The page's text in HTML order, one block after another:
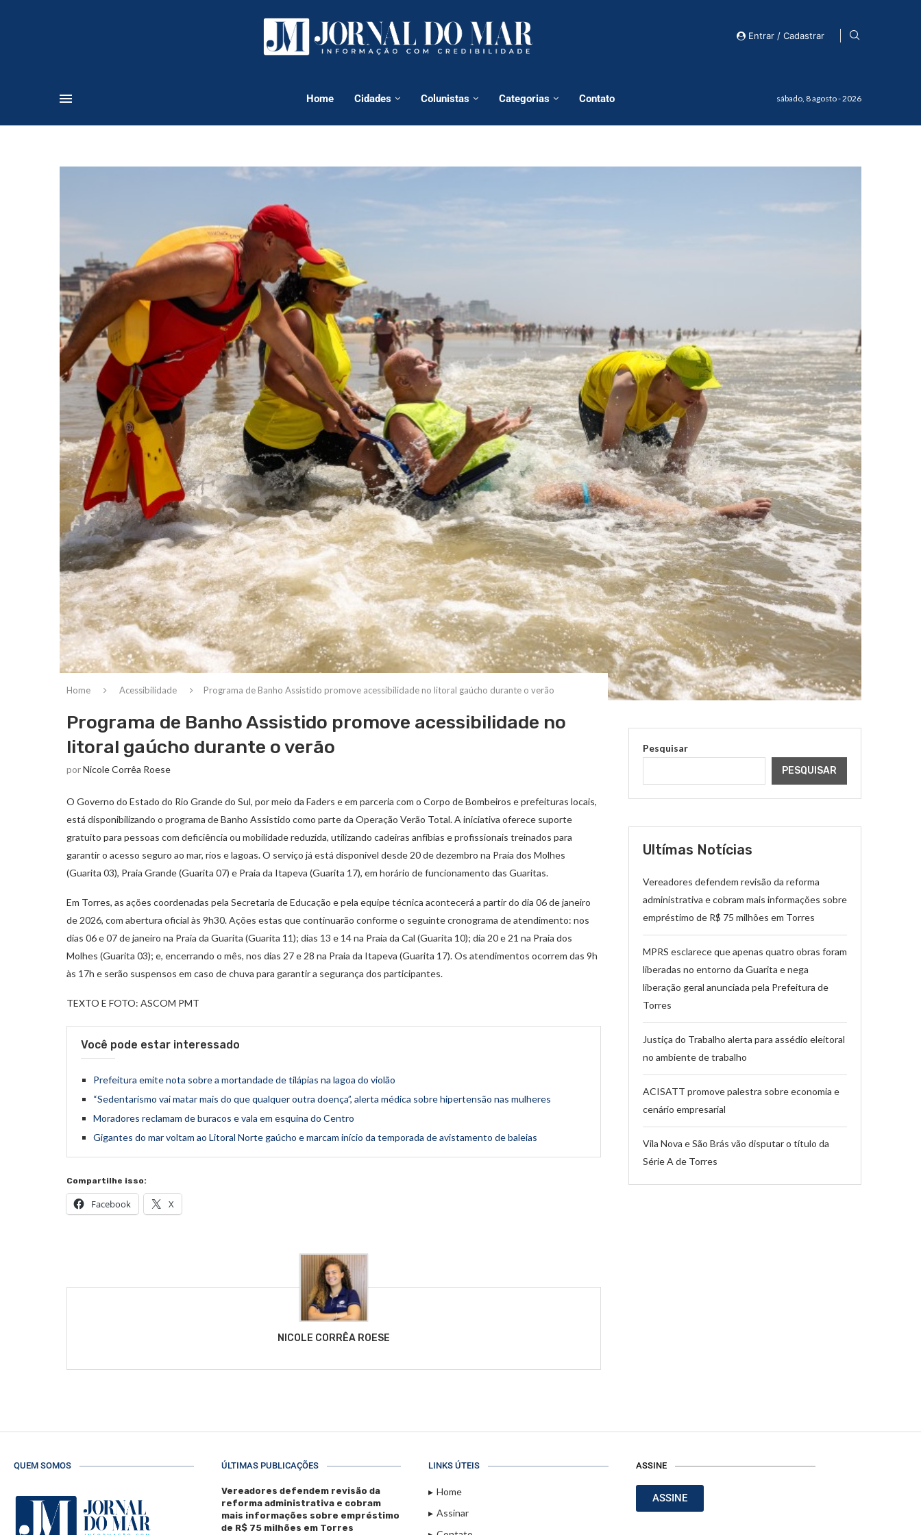
Entrar / Cadastrar
Home Cidades Colunistas Categorias Contato sábado, 8 agosto - 2026
Home Acessibilidade Programa de Banho Assistido promove acessibilidade no litoral gaúcho durante o verão
Programa de Banho Assistido promove acessibilidade no
litoral gaúcho durante o verão
porNicole Corrêa Roese
O Governo do Estado do Rio Grande do Sul, por meio da Faders e em parceria com o Corpo de Bombeiros e prefeituras locais,
está disponibilizando o programa de Banho Assistido como parte da Operação Verão Total. A iniciativa oferece suporte
gratuito para pessoas com deficiência ou mobilidade reduzida, utilizando cadeiras anfíbias e profissionais treinados para
garantir o acesso seguro ao mar, rios e lagoas. O serviço já está disponível desde 20 de dezembro na Praia dos Molhes
(Guarita 03), Praia Grande (Guarita 07) e Praia da Itapeva (Guarita 17), em horário de funcionamento das Guaritas.
Em Torres, as ações coordenadas pela Secretaria de Educação e pela equipe técnica acontecerá a partir do dia 06 de janeiro
de 2026, com abertura oficial às 9h30. Ações estas que continuarão conforme o seguinte cronograma de atendimento: nos
dias 06 e 07 de janeiro na Praia da Guarita (Guarita 11); dias 13 e 14 na Praia da Cal (Guarita 10); dia 20 e 21 na Praia dos
Molhes (Guarita 03); e, encerrando o mês, nos dias 27 e 28 na Praia da Itapeva (Guarita 17). Os atendimentos ocorrem das 9h
às 17h e serão suspensos em caso de chuva para garantir a segurança dos participantes.
TEXTO E FOTO: ASCOM PMT
Você pode estar interessado
Prefeitura emite nota sobre a mortandade de tilápias na lagoa do violão
“Sedentarismo vai matar mais do que qualquer outra doença”, alerta médica sobre hipertensão nas mulheres
Moradores reclamam de buracos e vala em esquina do Centro
Gigantes do mar voltam ao Litoral Norte gaúcho e marcam início da temporada de avistamento de baleias
Compartilhe isso:
Facebook X
NICOLE CORRÊA ROESE
Pesquisar
PESQUISAR
Ultímas Notícias
Vereadores defendem revisão da reforma
administrativa e cobram mais informações sobre
empréstimo de R$ 75 milhões em Torres
MPRS esclarece que apenas quatro obras foram
liberadas no entorno da Guarita e nega
liberação geral anunciada pela Prefeitura de
Torres
Justiça do Trabalho alerta para assédio eleitoral
no ambiente de trabalho
ACISATT promove palestra sobre economia e
cenário empresarial
Vila Nova e São Brás vão disputar o título da
Série A de Torres
QUEM SOMOS ÚLTIMAS PUBLICAÇÕES
Vereadores defendem revisão da
reforma administrativa e cobram
mais informações sobre empréstimo
de R$ 75 milhões em Torres
LINKS ÚTEIS
Home
Assinar
ASSINE
ASSINE